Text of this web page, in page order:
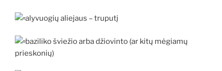
alyvuogių aliejaus – truputį
baziliko šviežio arba džiovinto (ar kitų mėgiamų
prieskonių)